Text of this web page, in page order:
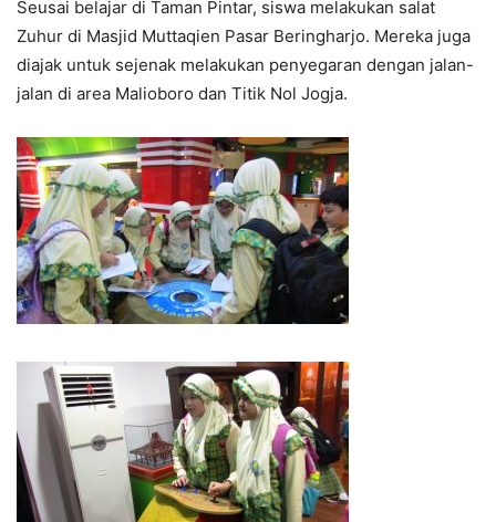
Seusai belajar di Taman Pintar, siswa melakukan salat
Zuhur di Masjid Muttaqien Pasar Beringharjo. Mereka juga
diajak untuk sejenak melakukan penyegaran dengan jalan-
jalan di area Malioboro dan Titik Nol Jogja.